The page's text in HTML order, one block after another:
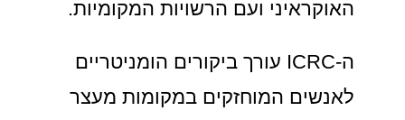
האוקראיני ועם הרשויות המקומיות.
ה-ICRC עורך ביקורים הומניטריים
לאנשים המוחזקים במקומות מעצר